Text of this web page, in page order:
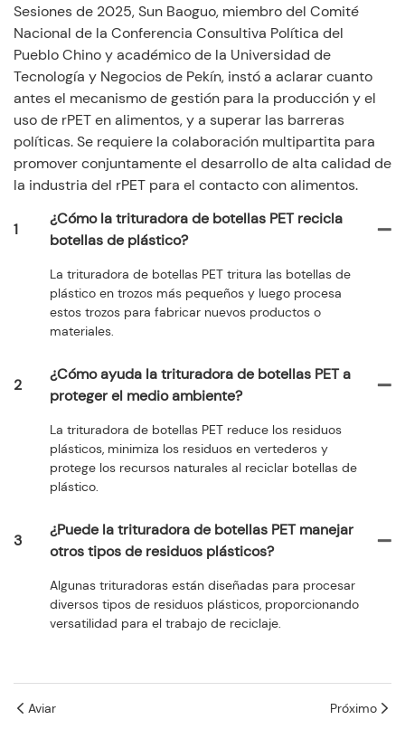
Sesiones de 2025, Sun Baoguo, miembro del Comité
Nacional de la Conferencia Consultiva Política del
Pueblo Chino y académico de la Universidad de
Tecnología y Negocios de Pekín, instó a aclarar cuanto
antes el mecanismo de gestión para la producción y el
uso de rPET en alimentos, y a superar las barreras
políticas. Se requiere la colaboración multipartita para
promover conjuntamente el desarrollo de alta calidad de
la industria del rPET para el contacto con alimentos.
1
¿Cómo la trituradora de botellas PET recicla
botellas de plástico?
La trituradora de botellas PET tritura las botellas de
plástico en trozos más pequeños y luego procesa
estos trozos para fabricar nuevos productos o
materiales.
2
¿Cómo ayuda la trituradora de botellas PET a
proteger el medio ambiente?
La trituradora de botellas PET reduce los residuos
plásticos, minimiza los residuos en vertederos y
protege los recursos naturales al reciclar botellas de
plástico.
3
¿Puede la trituradora de botellas PET manejar
otros tipos de residuos plásticos?
Algunas trituradoras están diseñadas para procesar
diversos tipos de residuos plásticos, proporcionando
versatilidad para el trabajo de reciclaje.
Aviar Próximo